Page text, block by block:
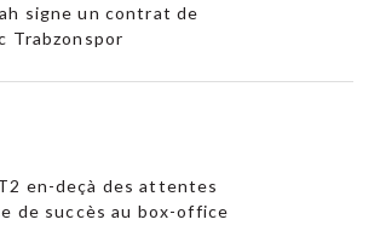
signe un contrat de
Trabzonspor
en-deçà des attentes
de succès au box-office